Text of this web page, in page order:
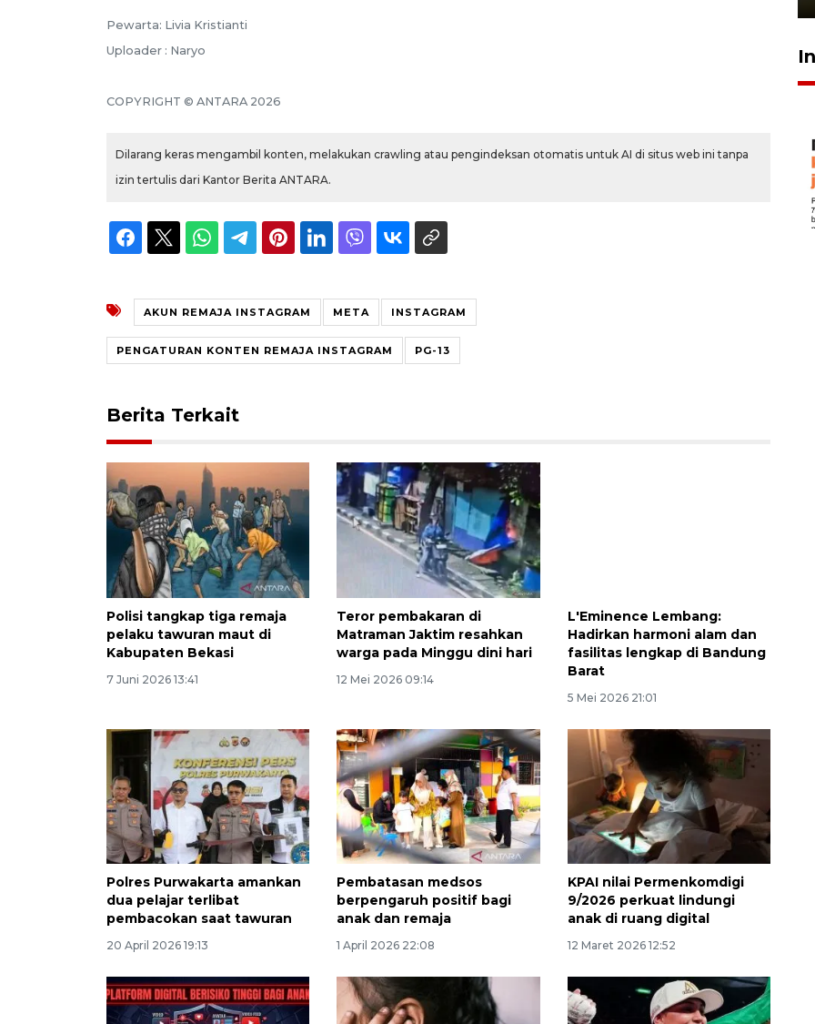
Pewarta: Livia Kristianti
Uploader : Naryo
COPYRIGHT © ANTARA 2026
Dilarang keras mengambil konten, melakukan crawling atau pengindeksan otomatis untuk AI di situs web ini tanpa
izin tertulis dari Kantor Berita ANTARA.
AKUN REMAJA INSTAGRAM META INSTAGRAM
PENGATURAN KONTEN REMAJA INSTAGRAM PG-13
Berita Terkait
Polisi tangkap tiga remaja
pelaku tawuran maut di
Kabupaten Bekasi
7 Juni 2026 13:41
Teror pembakaran di
Matraman Jaktim resahkan
warga pada Minggu dini hari
12 Mei 2026 09:14
L'Eminence Lembang:
Hadirkan harmoni alam dan
fasilitas lengkap di Bandung
Barat
5 Mei 2026 21:01
Polres Purwakarta amankan
dua pelajar terlibat
pembacokan saat tawuran
20 April 2026 19:13
Pembatasan medsos
berpengaruh positif bagi
anak dan remaja
1 April 2026 22:08
KPAI nilai Permenkomdigi
9/2026 perkuat lindungi
anak di ruang digital
12 Maret 2026 12:52
Belanja turis asing beri angin
segar bagi ekonomi
2026-08-05 09:00:00